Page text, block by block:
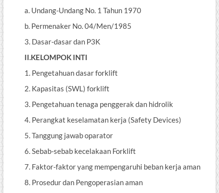
a. Undang-Undang No. 1 Tahun 1970
b. Permenaker No. 04/Men/1985
3. Dasar-dasar dan P3K
II.KELOMPOK INTI
1. Pengetahuan dasar forklift
2. Kapasitas (SWL) forklift
3. Pengetahuan tenaga penggerak dan hidrolik
4. Perangkat keselamatan kerja (Safety Devices)
5. Tanggung jawab oparator
6. Sebab-sebab kecelakaan Forklift
7. Faktor-faktor yang mempengaruhi beban kerja aman
8. Prosedur dan Pengoperasian aman